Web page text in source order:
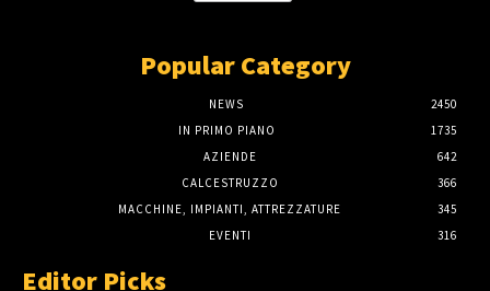
Popular Category
NEWS
2450
IN PRIMO PIANO
1735
AZIENDE
642
CALCESTRUZZO
366
MACCHINE, IMPIANTI, ATTREZZATURE
345
EVENTI
316
Editor Picks